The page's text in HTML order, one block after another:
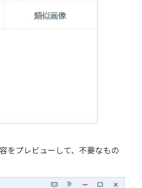
をプレビューして、不要なもの